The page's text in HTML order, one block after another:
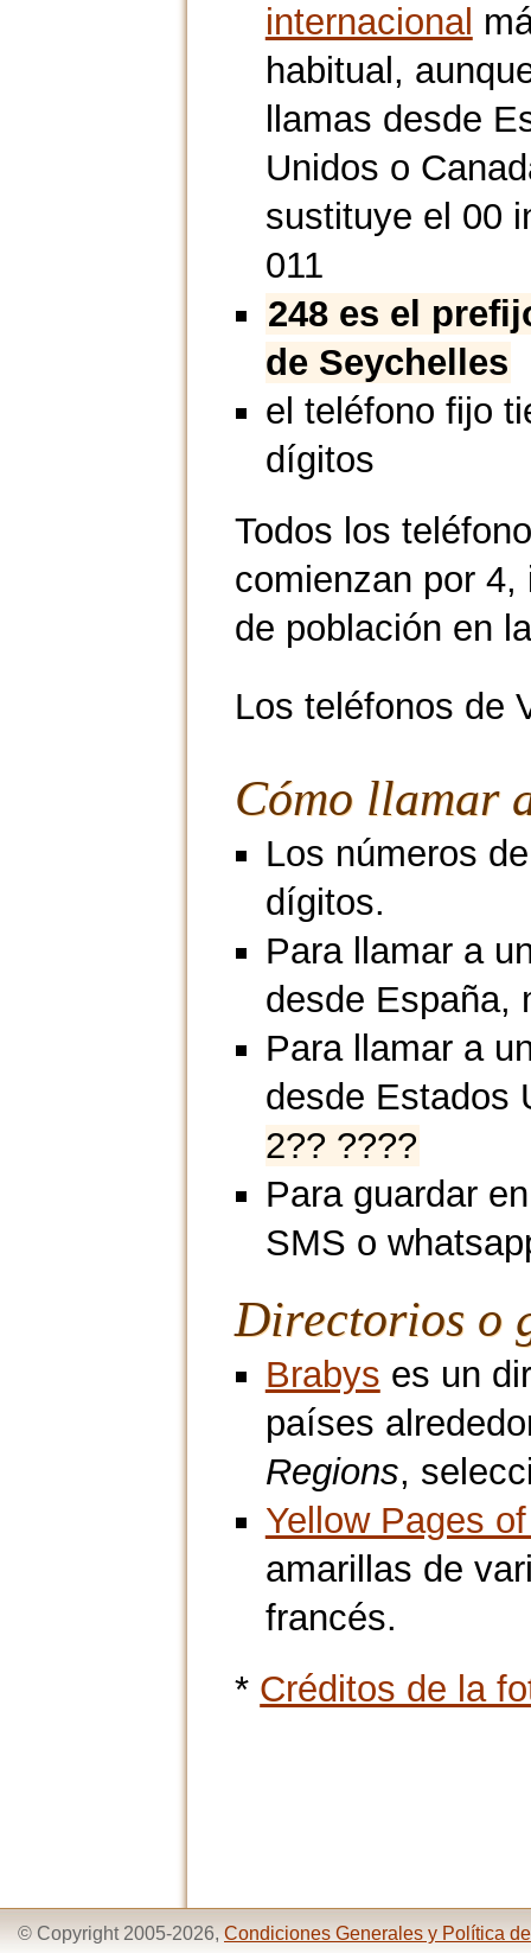
internacional
habitual,
llamas desde
Unidos o
sustituye el 00
011
248 es el
de Seychelles
el teléfono fijo
dígitos
Todos los
comienzan por
de población en
Los teléfonos de
Cómo llamar
Los números
dígitos.
Para llamar a
desde España,
Para llamar a
desde Estados
2?? ????
Para guardar
SMS o
Directorios o
Brabys es un
países
Regions,
Yellow Pages
amarillas de
francés.
* Créditos de la
© Copyright 2005-2026, Condiciones Generales y Política